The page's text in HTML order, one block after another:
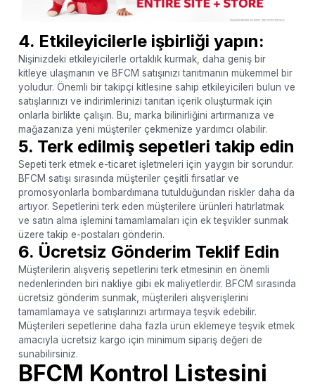
4. Etkileyicilerle işbirliği yapın:
Nişinizdeki etkileyicilerle ortaklık kurmak, daha geniş bir
kitleye ulaşmanın ve BFCM satışınızı tanıtmanın mükemmel bir
yoludur. Önemli bir takipçi kitlesine sahip etkileyicileri bulun ve
satışlarınızı ve indirimlerinizi tanıtan içerik oluşturmak için
onlarla birlikte çalışın. Bu, marka bilinirliğini artırmanıza ve
mağazanıza yeni müşteriler çekmenize yardımcı olabilir.
5. Terk edilmiş sepetleri takip edin
Sepeti terk etmek e-ticaret işletmeleri için yaygın bir sorundur.
BFCM satışı sırasında müşteriler çeşitli fırsatlar ve
promosyonlarla bombardımana tutulduğundan riskler daha da
artıyor. Sepetlerini terk eden müşterilere ürünleri hatırlatmak
ve satın alma işlemini tamamlamaları için ek teşvikler sunmak
üzere takip e-postaları gönderin.
6. Ücretsiz Gönderim Teklif Edin
Müşterilerin alışveriş sepetlerini terk etmesinin en önemli
nedenlerinden biri nakliye gibi ek maliyetlerdir. BFCM sırasında
ücretsiz gönderim sunmak, müşterileri alışverişlerini
tamamlamaya ve satışlarınızı artırmaya teşvik edebilir.
Müşterileri sepetlerine daha fazla ürün eklemeye teşvik etmek
amacıyla ücretsiz kargo için minimum sipariş değeri de
sunabilirsiniz.
BFCM Kontrol Listesini